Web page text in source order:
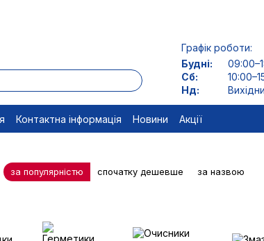
Графік роботи:
Будні:
Сб:
Нд:
Контактна інформація Новини
Акції
за популярністю спочатку дешевше за назвою